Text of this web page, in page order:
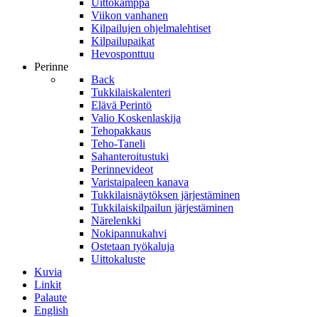
Uittokämppä
Viikon vanhanen
Kilpailujen ohjelmalehtiset
Kilpailupaikat
Hevosponttuu
Perinne
Back
Tukkilaiskalenteri
Elävä Perintö
Valio Koskenlaskija
Tehopakkaus
Teho-Taneli
Sahanteroitustuki
Perinnevideot
Varistaipaleen kanava
Tukkilaisnäytöksen järjestäminen
Tukkilaiskilpailun järjestäminen
Närelenkki
Nokipannukahvi
Ostetaan työkaluja
Uittokaluste
Kuvia
Linkit
Palaute
English